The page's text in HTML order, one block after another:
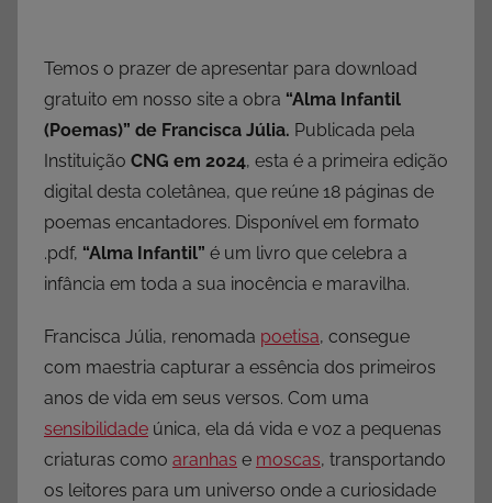
Temos o prazer de apresentar para download
gratuito em nosso site a obra “Alma Infantil
(Poemas)” de Francisca Júlia. Publicada pela
Instituição CNG em 2024, esta é a primeira edição
digital desta coletânea, que reúne 18 páginas de
poemas encantadores. Disponível em formato
.pdf, “Alma Infantil” é um livro que celebra a
infância em toda a sua inocência e maravilha.
Francisca Júlia, renomada poetisa, consegue
com maestria capturar a essência dos primeiros
anos de vida em seus versos. Com uma
sensibilidade única, ela dá vida e voz a pequenas
criaturas como aranhas e moscas, transportando
os leitores para um universo onde a curiosidade